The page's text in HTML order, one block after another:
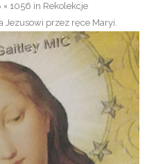
× 1056 in Rekolekcje
Jezusowi przez ręce Maryi.